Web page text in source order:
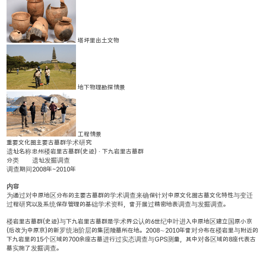
塔坪里出土文物
地下物理勘探情景
工程情景
重要文化圈主要古墓群学术研究
遗址名称忠州楼岩里古墓群(史迹) · 下九岩里古墓群
分类
遗址发掘调查
调查期间2008年~2010年
内容
为通过对中原地区分布的主要古墓群的学术调查来确保针对中原文化圈古墓文化特性与变迁
过程研究以及系统保存管理的基础学术资料，曾开展过精密地表调查与发掘调查。
楼岩里古墓群(史迹)与下九岩里古墓群是学术界公认的6世纪中叶进入中原地区建立国原小京
(后改为中原京)的新罗统治阶层的集团陵墓所在地。2008∼2010年曾对分布在楼岩里与附近的
下九岩里的15个区域的700余座古墓进行过实态调查与GPS测量，其中对各区域的8座代表古
墓实施了发掘调查。